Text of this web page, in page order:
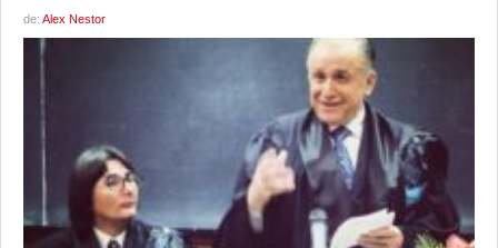
de: Alex Nestor